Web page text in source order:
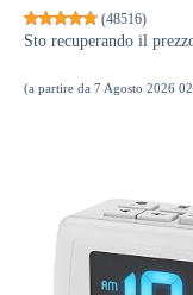
(48516)
Sto recuperando il
(a partire da 7 Agosto 2026